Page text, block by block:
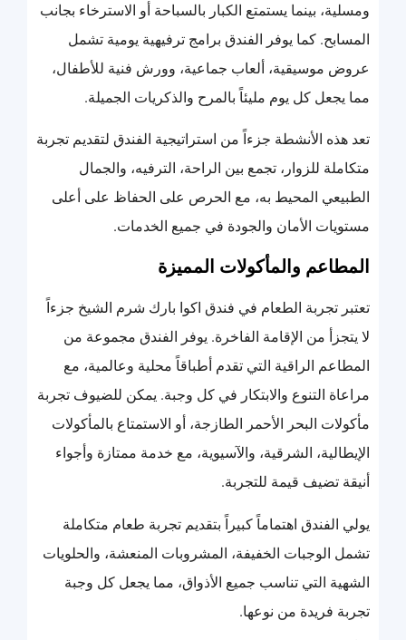
ومسلية، بينما يستمتع الكبار بالسباحة أو الاسترخاء بجانب
المسابح. كما يوفر الفندق برامج ترفيهية يومية تشمل
عروض موسيقية، ألعاب جماعية، وورش فنية للأطفال،
مما يجعل كل يوم مليئاً بالمرح والذكريات الجميلة.
تعد هذه الأنشطة جزءاً من استراتيجية الفندق لتقديم تجربة
متكاملة للزوار، تجمع بين الراحة، الترفيه، والجمال
الطبيعي المحيط به، مع الحرص على الحفاظ على أعلى
مستويات الأمان والجودة في جميع الخدمات.
المطاعم والمأكولات المميزة
تعتبر تجربة الطعام في فندق اكوا بارك شرم الشيخ جزءاً
لا يتجزأ من الإقامة الفاخرة. يوفر الفندق مجموعة من
المطاعم الراقية التي تقدم أطباقاً محلية وعالمية، مع
مراعاة التنوع والابتكار في كل وجبة. يمكن للضيوف تجربة
مأكولات البحر الأحمر الطازجة، أو الاستمتاع بالمأكولات
الإيطالية، الشرقية، والآسيوية، مع خدمة ممتازة وأجواء
أنيقة تضيف قيمة للتجربة.
يولي الفندق اهتماماً كبيراً بتقديم تجربة طعام متكاملة
تشمل الوجبات الخفيفة، المشروبات المنعشة، والحلويات
الشهية التي تناسب جميع الأذواق، مما يجعل كل وجبة
تجربة فريدة من نوعها.